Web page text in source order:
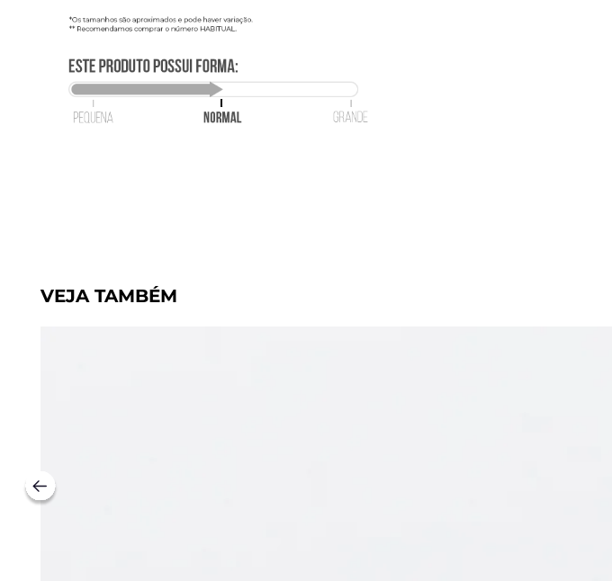
VEJA TAMBÉM